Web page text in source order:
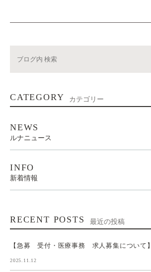
CATEGORY カテゴリー
NEWS
ルナニュース
INFO
新着情報
RECENT POSTS 最近の投稿
【急募 受付・医療事務 求人募集について】
2025.11.12